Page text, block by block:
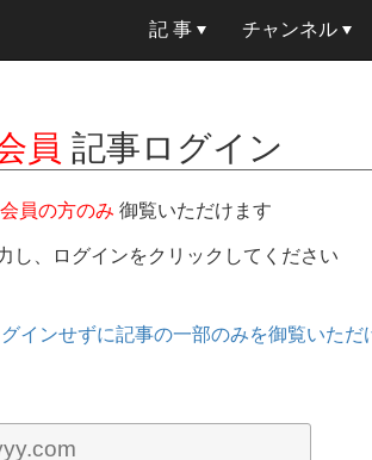
記 事 チャンネル
員 記事ログイン
員の方のみ 御覧いただけます
し、ログインをクリックしてください
インせずに記事の一部のみを御覧いただ